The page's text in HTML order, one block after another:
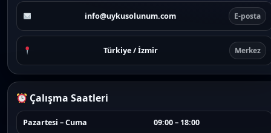
info@uykusolunum.com E-posta
Türkiye / İzmir Merkez
Çalışma Saatleri
Pazartesi – Cuma 09:00 – 18:00